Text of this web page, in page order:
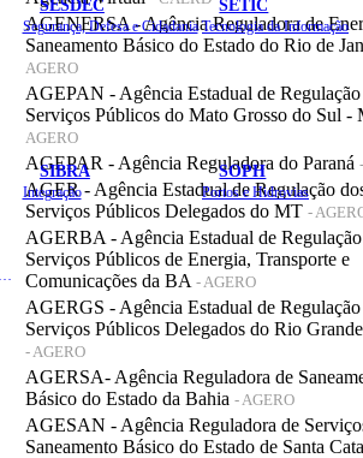
SESDEC
Segurança, Defesa e Cidadania
SETIC
Tecnologia da Informação
SIBRA
Integração
SOPH
Portos e Hidrovias
AGENERSA - Agência Reguladora de
Saneamento Básico do Estado do Rio de
AGERO
AGEPAN - Agência Estadual de Regulação
Serviços Públicos do Mato Grosso do Sul -
AGERO
AGEPAR - Agência Reguladora do Paraná
AGER - Agência Estadual de Regulação
Serviços Públicos Delegados do MT -
AGERBA - Agência Estadual de
Serviços Públicos de Energia, Transporte e
Comunicações da BA - AGERO
AGERGS - Agência Estadual de
Serviços Públicos Delegados do Rio
- AGERO
AGERSA- Agência Reguladora de
Básico do Estado da Bahia - AGERO
AGESAN - Agência Reguladora de
Saneamento Básico do Estado de Santa